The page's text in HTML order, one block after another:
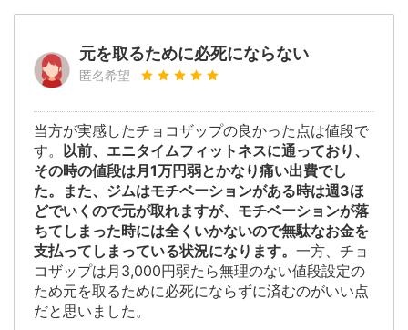
元を取るために必死にならない
匿名希望
当方が実感したチョコザップの良かった点は値段で
す。 以前、エニタイムフィットネスに通っており、
その時の値段は月1万円弱とかなり痛い出費でし
た。また、ジムはモチベーションがある時は週3ほ
どでいくので元が取れますが、モチベーションが落
ちてしまった時には全くいかないので無駄なお金を
支払ってしまっている状況になります。 一方、チョ
コザップは月3,000円弱たら無理のない値段設定の
ため元を取るために必死にならずに済むのがいい点
だと思いました。